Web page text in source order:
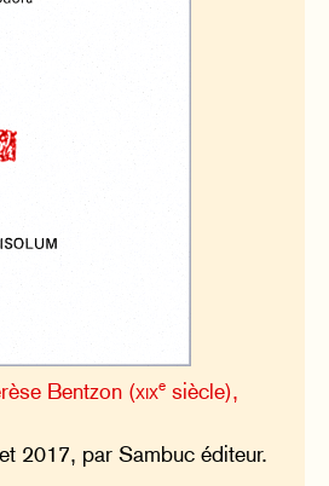
Bentzon (xixe siècle),
2017, par Sambuc éditeur.